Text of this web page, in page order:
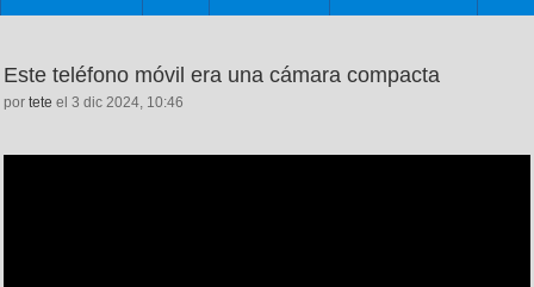
Este teléfono móvil era una cámara compacta
por tete el 3 dic 2024, 10:46